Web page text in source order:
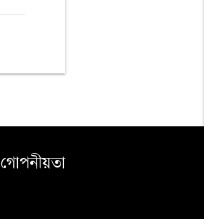
গোপনীয়তা